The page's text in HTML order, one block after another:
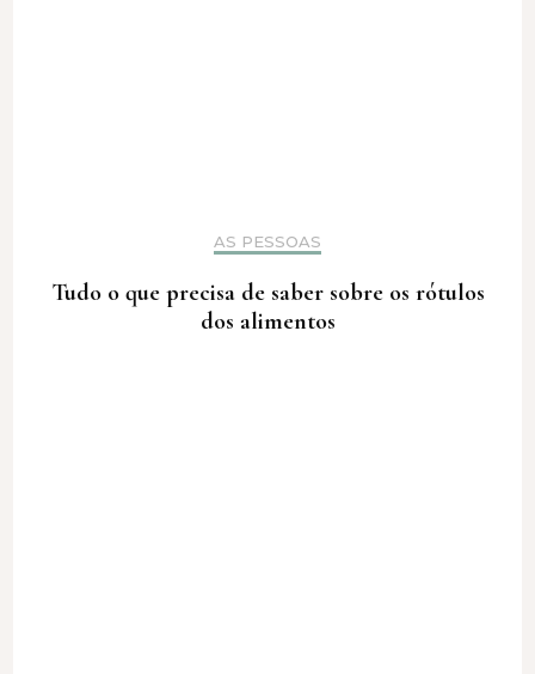
AS PESSOAS
Tudo o que precisa de saber sobre os rótulos
dos alimentos